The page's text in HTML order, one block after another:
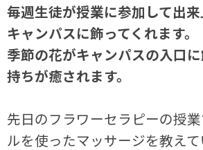
毎週生徒が授業に参加して出
キャンパスに飾ってくれます。
季節の花がキャンパスの入口
持ちが癒されます。
先日のフラワーセラピーの授
ルを使ったマッサージを教え